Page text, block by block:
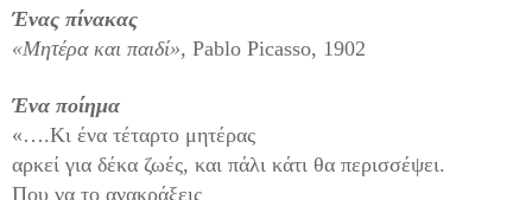
Ένας πίνακας
«Μητέρα και παιδί», Pablo Picasso, 1902
Ένα ποίημα
«….Κι ένα τέταρτο μητέρας
αρκεί για δέκα ζωές, και πάλι κάτι θα περισσέψει.
Που να το ανακράξεις